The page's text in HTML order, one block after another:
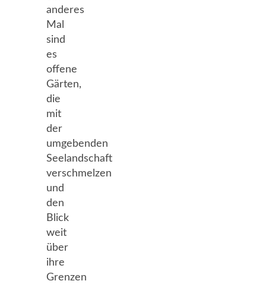
anderes
Mal
sind
es
offene
Gärten,
die
mit
der
umgebenden
Seelandschaft
verschmelzen
und
den
Blick
weit
über
ihre
Grenzen